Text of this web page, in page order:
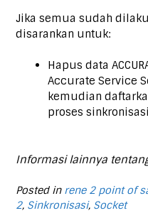
Jika semua sudah
disarankan untuk:
Hapus data
Accurate Service
kemudian
proses
Informasi lainnya tentang
Posted in rene 2 point of
2, Sinkronisasi, Socket